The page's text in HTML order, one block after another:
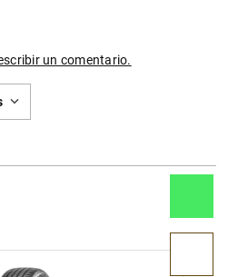
un comentario.